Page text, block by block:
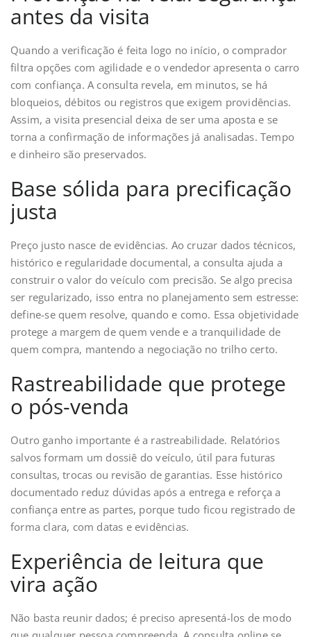
antes da visita
Quando a verificação é feita logo no início, o comprador
filtra opções com agilidade e o vendedor apresenta o carro
com confiança. A consulta revela, em minutos, se há
bloqueios, débitos ou registros que exigem providências.
Assim, a visita presencial deixa de ser uma aposta e se
torna a confirmação de informações já analisadas. Tempo
e dinheiro são preservados.
Base sólida para precificação
justa
Preço justo nasce de evidências. Ao cruzar dados técnicos,
histórico e regularidade documental, a consulta ajuda a
construir o valor do veículo com precisão. Se algo precisa
ser regularizado, isso entra no planejamento sem estresse:
define-se quem resolve, quando e como. Essa objetividade
protege a margem de quem vende e a tranquilidade de
quem compra, mantendo a negociação no trilho certo.
Rastreabilidade que protege
o pós-venda
Outro ganho importante é a rastreabilidade. Relatórios
salvos formam um dossiê do veículo, útil para futuras
consultas, trocas ou revisão de garantias. Esse histórico
documentado reduz dúvidas após a entrega e reforça a
confiança entre as partes, porque tudo ficou registrado de
forma clara, com datas e evidências.
Experiência de leitura que
vira ação
Não basta reunir dados; é preciso apresentá-los de modo